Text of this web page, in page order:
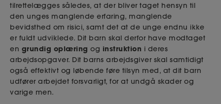
tilrettelægges således, at der bliver taget hensyn til
den unges manglende erfaring, manglende
bevidsthed om risici, samt det at de unge endnu ikke
er fuldt udviklede. Dit barn skal derfor have modtaget
en grundig oplæring og instruktion i deres
arbejdsopgaver. Dit barns arbejdsgiver skal samtidigt
også effektivt og løbende føre tilsyn med, at dit barn
udfører arbejdet forsvarligt, for at undgå skader og
varige men.